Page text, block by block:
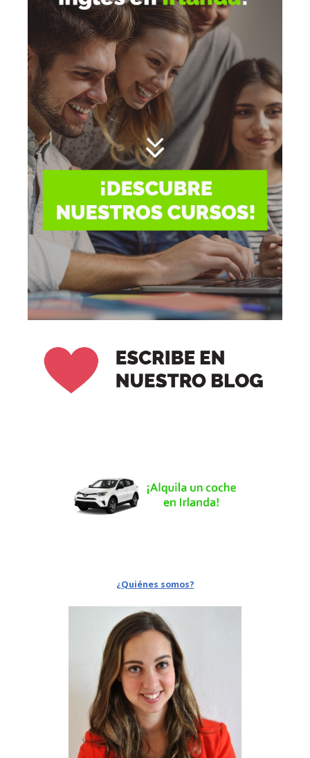
¿Quiénes somos?